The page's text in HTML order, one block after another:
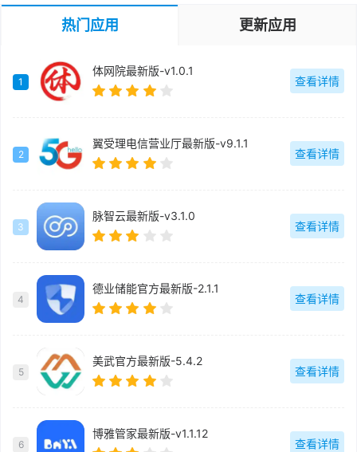
热门应用 更新应用
1
体网院最新版-v1.0.1
查看详情
2
翼受理电信营业厅最新版-v9.1.1
查看详情
3
脉智云最新版-v3.1.0
查看详情
4
德业储能官方最新版-2.1.1
查看详情
5
美武官方最新版-5.4.2
查看详情
6
博雅管家最新版-v1.1.12
查看详情